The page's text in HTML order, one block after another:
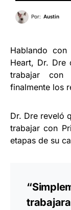
Por: Austin
Hablando
Heart, Dr. Dre
trabajar con
finalmente los
Dr. Dre reveló
trabajar con
etapas de su